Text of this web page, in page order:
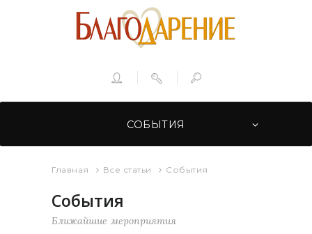
СОБЫТИЯ
Главная Все статьи События
События
Ближайшие мероприятия